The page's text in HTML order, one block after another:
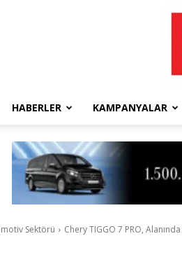
HABERLER KAMPANYALAR
Sektörü Chery TIGGO 7 PRO,